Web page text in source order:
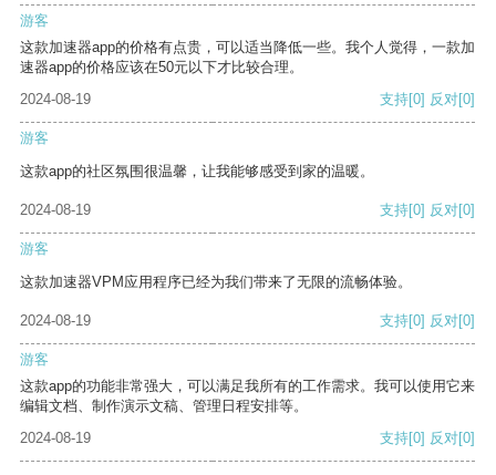
游客
这款加速器app的价格有点贵，可以适当降低一些。我个人觉得，一款加
速器app的价格应该在50元以下才比较合理。
2024-08-19
支持[0] 反对[0]
游客
这款app的社区氛围很温馨，让我能够感受到家的温暖。
2024-08-19 支持[0] 反对[0]
游客
这款加速器VPM应用程序已经为我们带来了无限的流畅体验。
2024-08-19 支持[0] 反对[0]
游客
这款app的功能非常强大，可以满足我所有的工作需求。我可以使用它来
编辑文档、制作演示文稿、管理日程安排等。
2024-08-19
支持[0] 反对[0]